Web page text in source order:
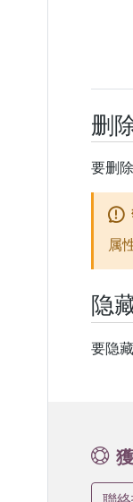
删
要删
属
隐
要隐